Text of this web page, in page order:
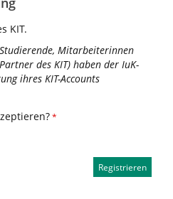
KIT.
Mitarbeiterinnen
des KIT) haben der IuK-
ihres KIT-Accounts
*